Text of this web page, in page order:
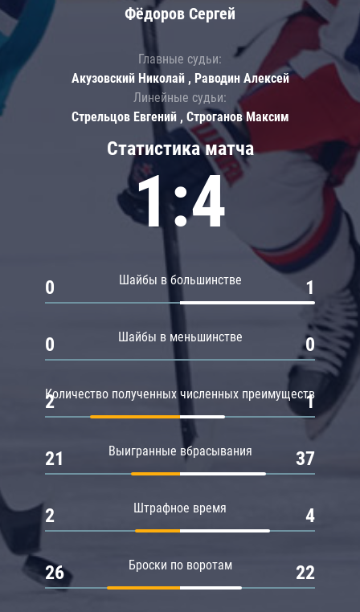
Статистика матча
1:4
Шайбы в большинстве
0 1
Шайбы в меньшинстве
0 0
Количество полученных численных преимуществ
2 1
Выигранные вбрасывания
21 37
Штрафное время
2 4
Броски по воротам
26 22
Фёдоров Сергей
Главные судьи:
Акузовский Николай , Раводин Алексей
Линейные судьи:
Стрельцов Евгений , Строганов Максим